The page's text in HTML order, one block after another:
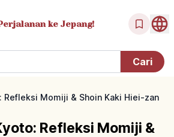
ke Jepang!
Refleksi Momiji & Shoin Kaki Hiei-zan
Refleksi Momiji &